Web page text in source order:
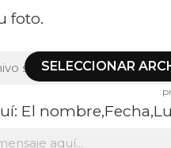
foto.
seleccionado
SELECCIONAR
El